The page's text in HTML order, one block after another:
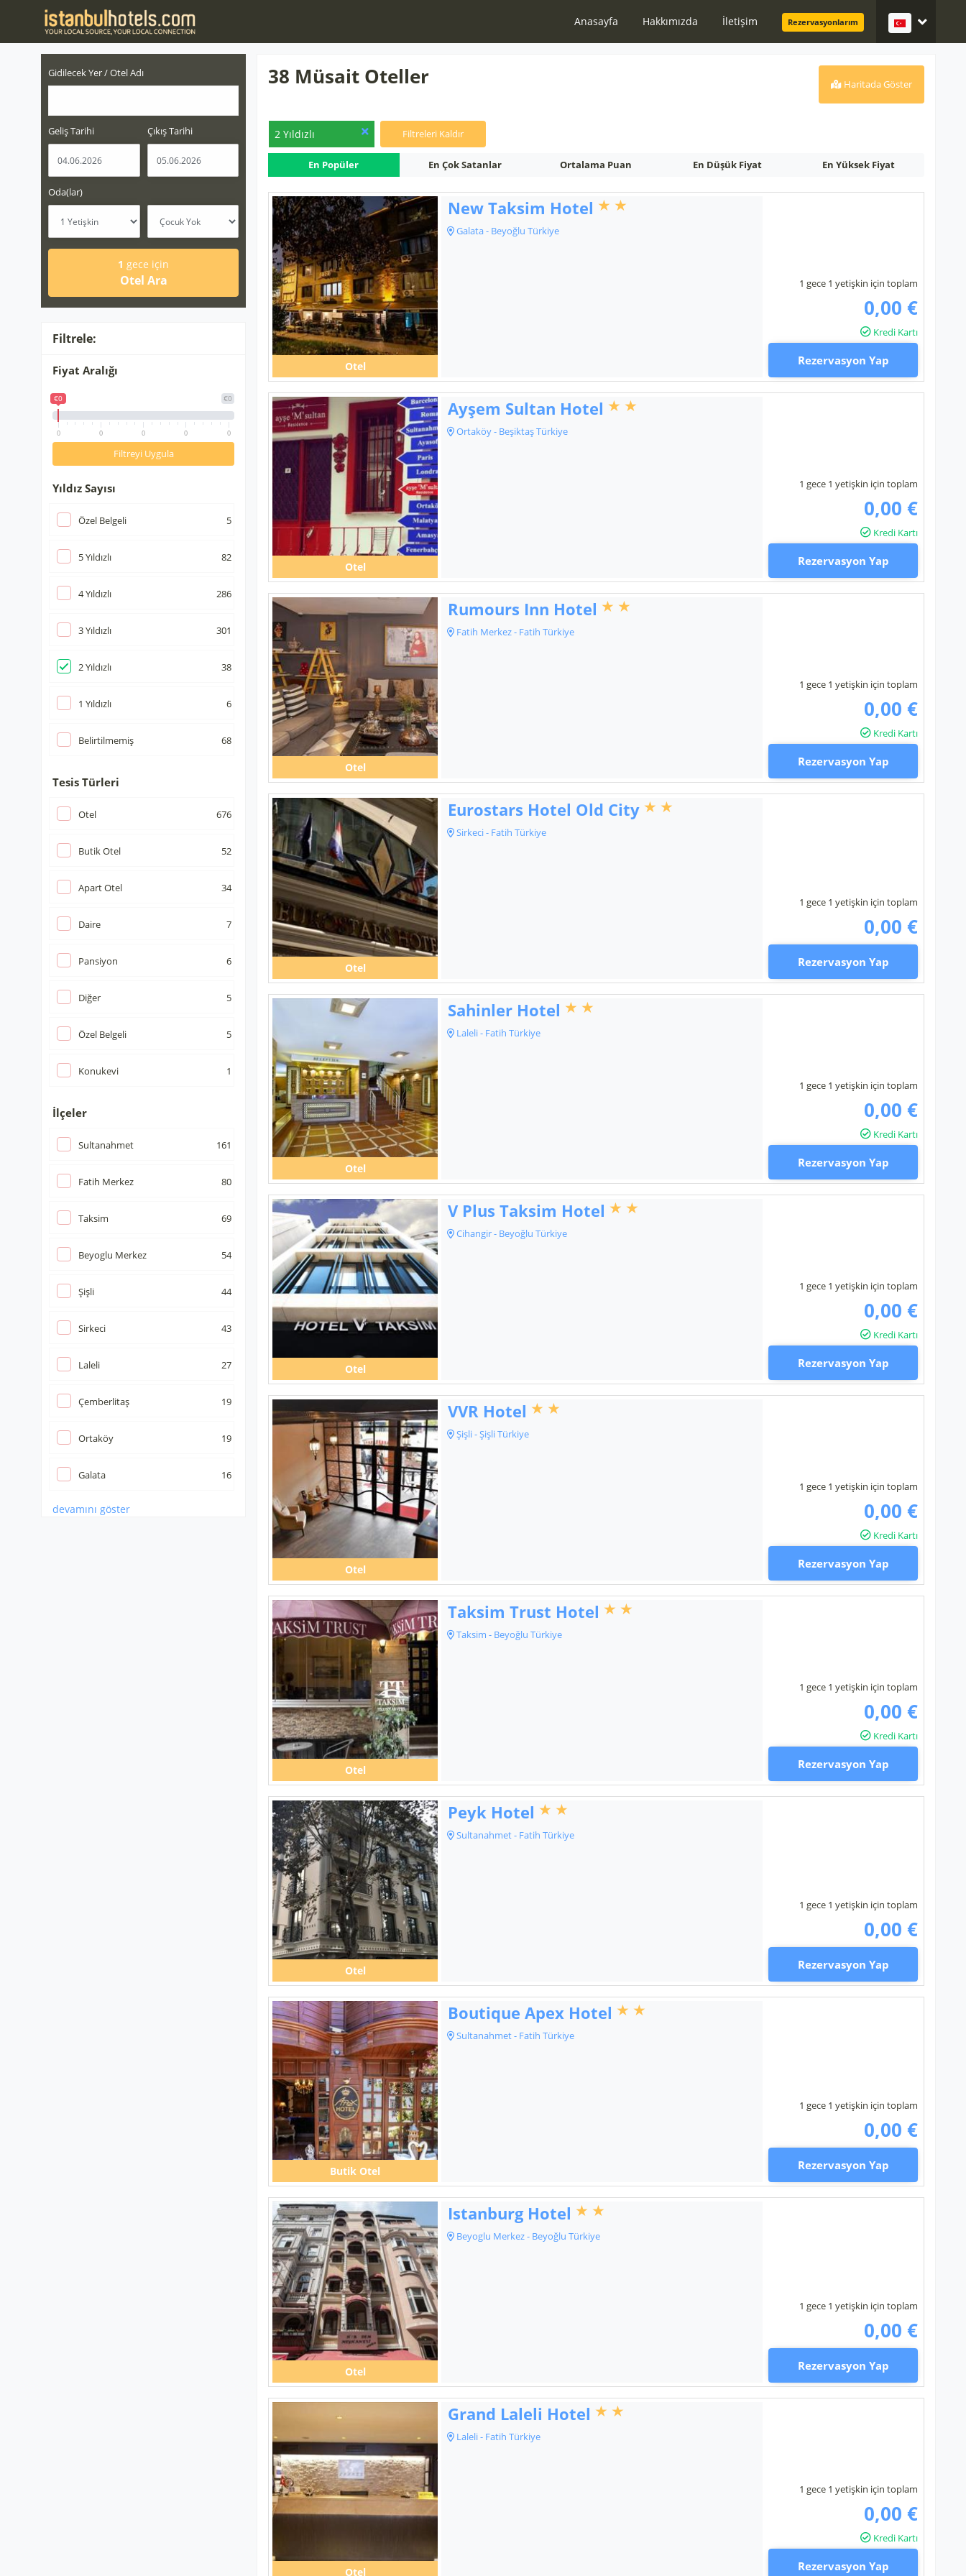
Anasayfa Hakkımızda İletişim Rezervasyonlarım
Gidilecek Yer / Otel Adı
Geliş Tarihi Çıkış Tarihi
Oda(lar)
1 gece için
Otel Ara
Filtrele:
Fiyat Aralığı
€0
€0
0 0 0 0 0
Filtreyi Uygula
Yıldız Sayısı
Özel Belgeli 5
5Yıldızlı 82
4Yıldızlı 286
3Yıldızlı 301
2Yıldızlı 38
1 Yıldızlı 6
Belirtilmemiş 68
Tesis Türleri
Otel 676
Butik Otel 52
Apart Otel 34
Daire 7
Pansiyon 6
Diğer 5
Özel Belgeli 5
Konukevi 1
İlçeler
Sultanahmet 161
Fatih Merkez 80
Taksim 69
Beyoglu Merkez 54
Şişli 44
Sirkeci 43
Laleli 27
Çemberlitaş 19
Ortaköy 19
Galata 16
devamını göster
38 Müsait Oteller Haritada Göster
2 Yıldızlı Filtreleri Kaldır
En Popüler En Çok Satanlar Ortalama Puan En Düşük Fiyat En Yüksek Fiyat
Otel
New Taksim Hotel
Galata - Beyoğlu Türkiye
1 gece 1 yetişkin için toplam
0,00 €
Kredi Kartı
Rezervasyon Yap
Otel
Ayşem Sultan Hotel
Ortaköy - Beşiktaş Türkiye
1 gece 1 yetişkin için toplam
0,00 €
Kredi Kartı
Rezervasyon Yap
Otel
Rumours Inn Hotel
Fatih Merkez - Fatih Türkiye
1 gece 1 yetişkin için toplam
0,00 €
Kredi Kartı
Rezervasyon Yap
Otel
Eurostars Hotel Old City
Sirkeci - Fatih Türkiye
1 gece 1 yetişkin için toplam
0,00 €
Rezervasyon Yap
Otel
Sahinler Hotel
Laleli - Fatih Türkiye
1 gece 1 yetişkin için toplam
0,00 €
Kredi Kartı
Rezervasyon Yap
Otel
V Plus Taksim Hotel
Cihangir - Beyoğlu Türkiye
1 gece 1 yetişkin için toplam
0,00 €
Kredi Kartı
Rezervasyon Yap
Otel
VVR Hotel
Şişli - Şişli Türkiye
1 gece 1 yetişkin için toplam
0,00 €
Kredi Kartı
Rezervasyon Yap
Otel
Taksim Trust Hotel
Taksim - Beyoğlu Türkiye
1 gece 1 yetişkin için toplam
0,00 €
Kredi Kartı
Rezervasyon Yap
Otel
Peyk Hotel
Sultanahmet - Fatih Türkiye
1 gece 1 yetişkin için toplam
0,00 €
Rezervasyon Yap
Butik Otel
Boutique Apex Hotel
Sultanahmet - Fatih Türkiye
1 gece 1 yetişkin için toplam
0,00 €
Rezervasyon Yap
Otel
Istanburg Hotel
Beyoglu Merkez - Beyoğlu Türkiye
1 gece 1 yetişkin için toplam
0,00 €
Rezervasyon Yap
Otel
Grand Laleli Hotel
Laleli - Fatih Türkiye
1 gece 1 yetişkin için toplam
0,00 €
Kredi Kartı
Rezervasyon Yap